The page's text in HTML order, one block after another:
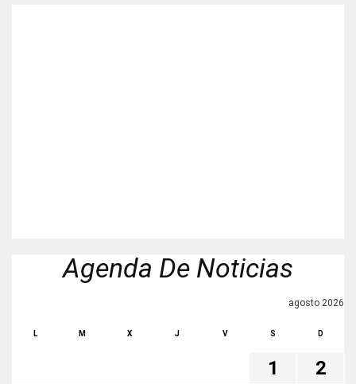
Agenda De Noticias
agosto 2026
L M X J V S D
1
2